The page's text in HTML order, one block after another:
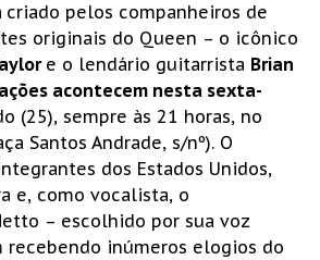
criado pelos companheiros de
originais do Queen – o icônico
e o lendário guitarrista Brian
acontecem nesta sexta-
(25), sempre às 21 horas, no
Santos Andrade, s/nº). O
dos Estados Unidos,
e, como vocalista, o
– escolhido por sua voz
inúmeros elogios do